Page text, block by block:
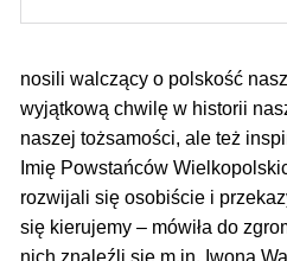
nosili walczący o polskość
wyjątkową chwilę w historii
naszej tożsamości, ale też
Imię Powstańców
rozwijali się osobiście i
się kierujemy – mówiła do
nich znaleźli się m.in. Iwona